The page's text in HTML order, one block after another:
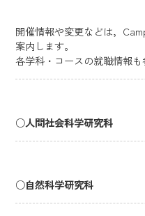
開催情報や変更などは，
案内します。
各学科・コースの就職情報も
○人間社会科学研究科
○自然科学研究科